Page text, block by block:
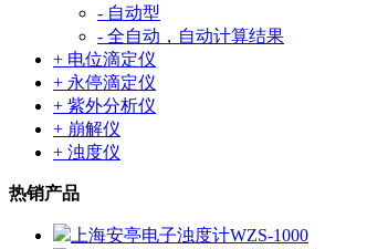
- 自动型
- 全自动，自动计算结果
+ 电位滴定仪
+ 永停滴定仪
+ 紫外分析仪
+ 崩解仪
+ 浊度仪
热销产品
上海安亭电子浊度计WZS-1000